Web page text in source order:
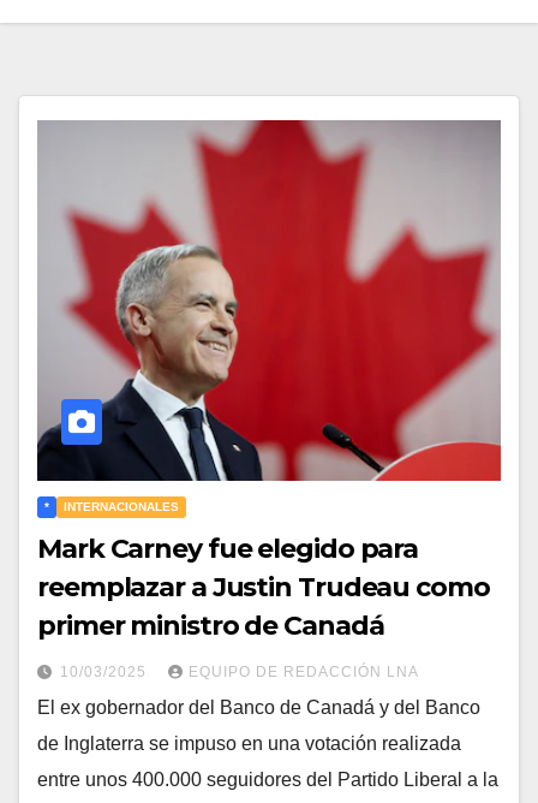
* INTERNACIONALES
Mark Carney fue elegido para
reemplazar a Justin Trudeau como
primer ministro de Canadá
10/03/2025 EQUIPO DE REDACCIÓN LNA
El ex gobernador del Banco de Canadá y del Banco
de Inglaterra se impuso en una votación realizada
entre unos 400.000 seguidores del Partido Liberal a la